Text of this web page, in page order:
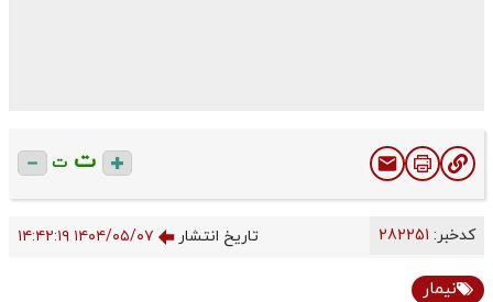
ت ت
کدخبر: تاریخ انتشار ۱۴۰۴/۰۵/۰۷ ۱۴:۴۲:۱۹
نیمار